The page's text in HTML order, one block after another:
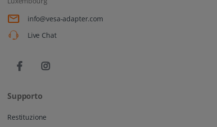
info@vesa-adapter.com
Live Chat
Supporto
Restituzione